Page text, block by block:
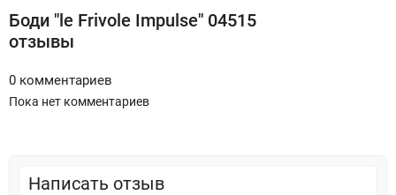
Боди "le Frivole Impulse" 04515
отзывы
0 комментариев
Пока нет комментариев
Написать отзыв